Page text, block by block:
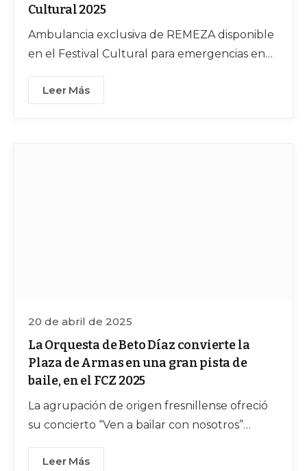
Cultural 2025
Ambulancia exclusiva de REMEZA disponible
en el Festival Cultural para emergencias en
Leer Más
20 de abril de 2025
La Orquesta de Beto Díaz convierte la
Plaza de Armas en una gran pista de
baile, en el FCZ 2025
La agrupación de origen fresnillense ofreció
su concierto “Ven a bailar con nosotros”
chá, cumbia y más
Leer Más